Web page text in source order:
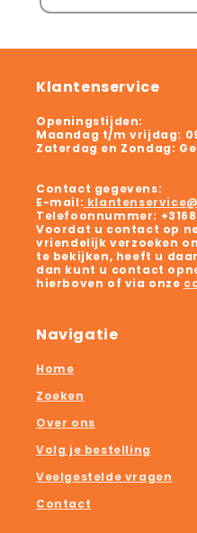
Klantenservice
Openingstijden:
Maandag t/m vrijdag:
Zaterdag en Zondag:
Contact gegevens:
E-mail:
Telefoonnummer:
Voordat u contact op
vriendelijk verzoeken
te bekijken, heeft u
dan kunt u contact
hierboven of via onze
Navigatie
Home
Zoeken
Over ons
Volg je bestelling
Veelgestelde vragen
Contact